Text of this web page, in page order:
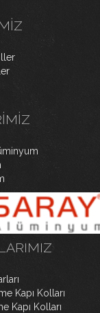
Slider Free Version
Kapı Kolları
Kapı Kolları